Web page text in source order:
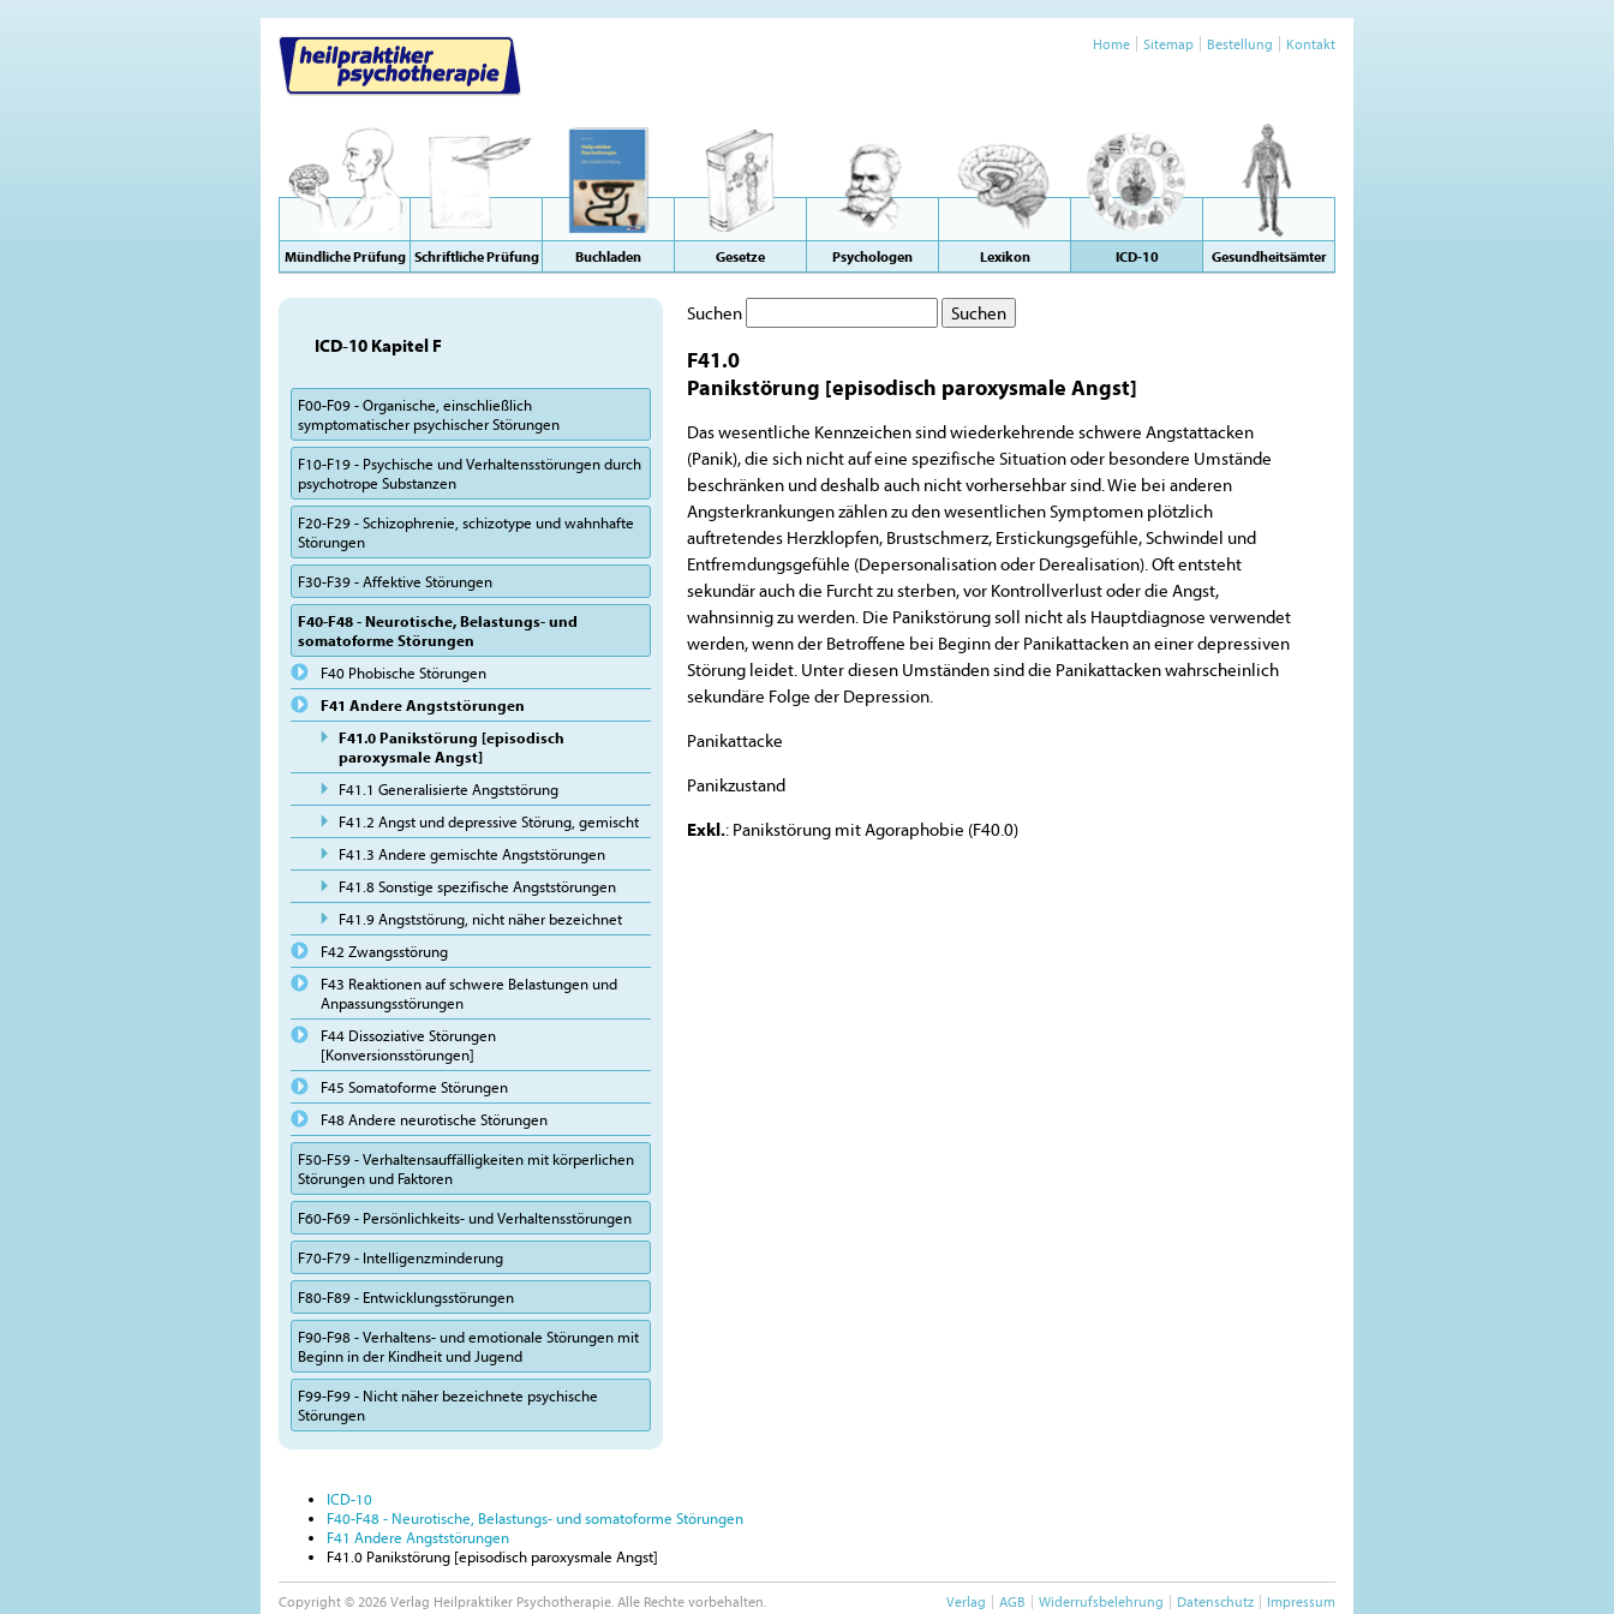
Home Sitemap Bestellung Kontakt
Mündliche Prüfung Schriftliche Prüfung Buchladen Gesetze Psychologen Lexikon ICD-10 Gesundheitsämter
ICD-10 Kapitel F
F00-F09 - Organische, einschließlich
symptomatischer psychischer Störungen
F10-F19 - Psychische und Verhaltensstörungen durch
psychotrope Substanzen
F20-F29 - Schizophrenie, schizotype und wahnhafte
Störungen
F30-F39 - Affektive Störungen
F40-F48 - Neurotische, Belastungs- und
somatoforme Störungen
F40 Phobische Störungen
F41 Andere Angststörungen
F41.0 Panikstörung [episodisch
paroxysmale Angst]
F41.1 Generalisierte Angststörung
F41.2 Angst und depressive Störung, gemischt
F41.3 Andere gemischte Angststörungen
F41.8 Sonstige spezifische Angststörungen
F41.9 Angststörung, nicht näher bezeichnet
F42 Zwangsstörung
F43 Reaktionen auf schwere Belastungen und
Anpassungsstörungen
F44 Dissoziative Störungen
[Konversionsstörungen]
F45 Somatoforme Störungen
F48 Andere neurotische Störungen
F50-F59 - Verhaltensauffälligkeiten mit körperlichen
Störungen und Faktoren
F60-F69 - Persönlichkeits- und Verhaltensstörungen
F70-F79 - Intelligenzminderung
F80-F89 - Entwicklungsstörungen
F90-F98 - Verhaltens- und emotionale Störungen mit
Beginn in der Kindheit und Jugend
F99-F99 - Nicht näher bezeichnete psychische
Störungen
Suchen
F41.0
Panikstörung [episodisch paroxysmale Angst]
Das wesentliche Kennzeichen sind wiederkehrende schwere Angstattacken
(Panik), die sich nicht auf eine spezifische Situation oder besondere Umstände
beschränken und deshalb auch nicht vorhersehbar sind. Wie bei anderen
Angsterkrankungen zählen zu den wesentlichen Symptomen plötzlich
auftretendes Herzklopfen, Brustschmerz, Erstickungsgefühle, Schwindel und
Entfremdungsgefühle (Depersonalisation oder Derealisation). Oft entsteht
sekundär auch die Furcht zu sterben, vor Kontrollverlust oder die Angst,
wahnsinnig zu werden. Die Panikstörung soll nicht als Hauptdiagnose verwendet
werden, wenn der Betroffene bei Beginn der Panikattacken an einer depressiven
Störung leidet. Unter diesen Umständen sind die Panikattacken wahrscheinlich
sekundäre Folge der Depression.
Panikattacke
Panikzustand
Exkl.: Panikstörung mit Agoraphobie (F40.0)
ICD-10
F40-F48 - Neurotische, Belastungs- und somatoforme Störungen
F41 Andere Angststörungen
F41.0 Panikstörung [episodisch paroxysmale Angst]
Copyright © 2026 Verlag Heilpraktiker Psychotherapie. Alle Rechte vorbehalten. Verlag AGB Widerrufsbelehrung Datenschutz Impressum